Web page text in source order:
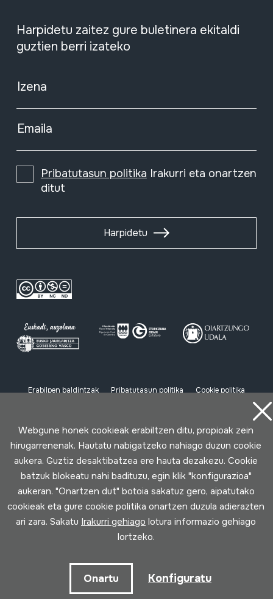
Harpidetu zaitez gure buletinera ekitaldi
guztien berri izateko
Izena
Emaila
Pribatutasun politika Irakurri eta onartzen
ditut
Harpidetu
Erabilpen baldintzak Pribatutasun politika Cookie politika
Webgune honek cookieak erabiltzen ditu, propioak zein
hirugarrenenak. Hautatu nabigatzeko nahiago duzun cookie
aukera. Guztiz desaktibatzea ere hauta dezakezu. Cookie
batzuk blokeatu nahi badituzu, egin klik "konfigurazioa"
aukeran. "Onartzen dut" botoia sakatuz gero, aipatutako
cookieak eta gure cookie politika onartzen duzula adierazten
ari zara. Sakatu Irakurri gehiago lotura informazio gehiago
lortzeko.
Onartu Konfiguratu